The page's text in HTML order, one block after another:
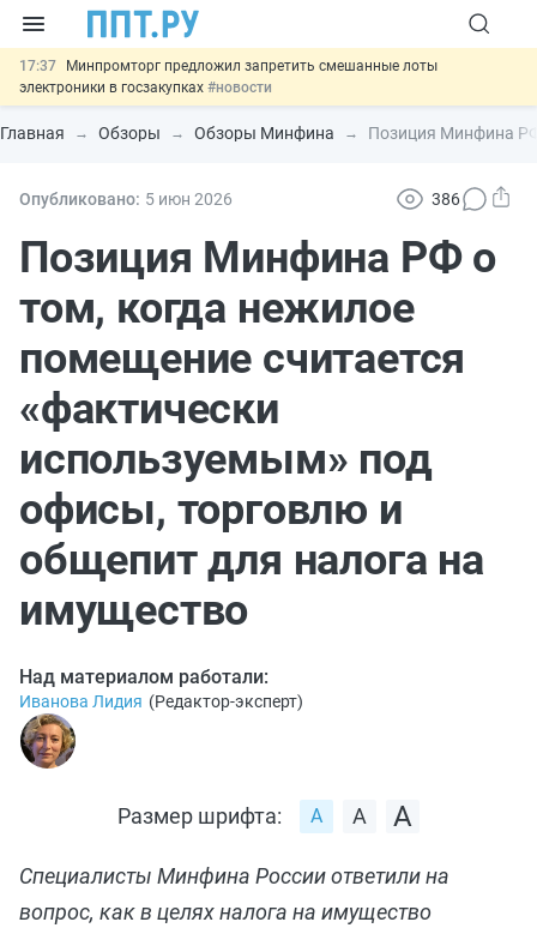
17:37
Минпромторг предложил запретить смешанные лоты
электроники в госзакупках #новости
17:13 Подписан указ об отмене спецрежима для вкладов физлиц из
недружественных стран
#новости
15:51 МВД запускает автоматическое аннулирование патента
13:48
Обеспечительный платёж СПОТ могут заменить
банковской гарантией#новости
Главная Обзоры Обзоры Минфина Позиция Минфина
Опубликовано: 5 июн 2026 386
Позиция Минфина РФ о
том, когда нежилое
помещение считается
«фактически
используемым» под
офисы, торговлю и
общепит для налога на
имущество
Над материалом работали:
Иванова Лидия (Редактор-эксперт)
Размер шрифта:
Специалисты Минфина России ответили на
вопрос, как в целях налога на имущество